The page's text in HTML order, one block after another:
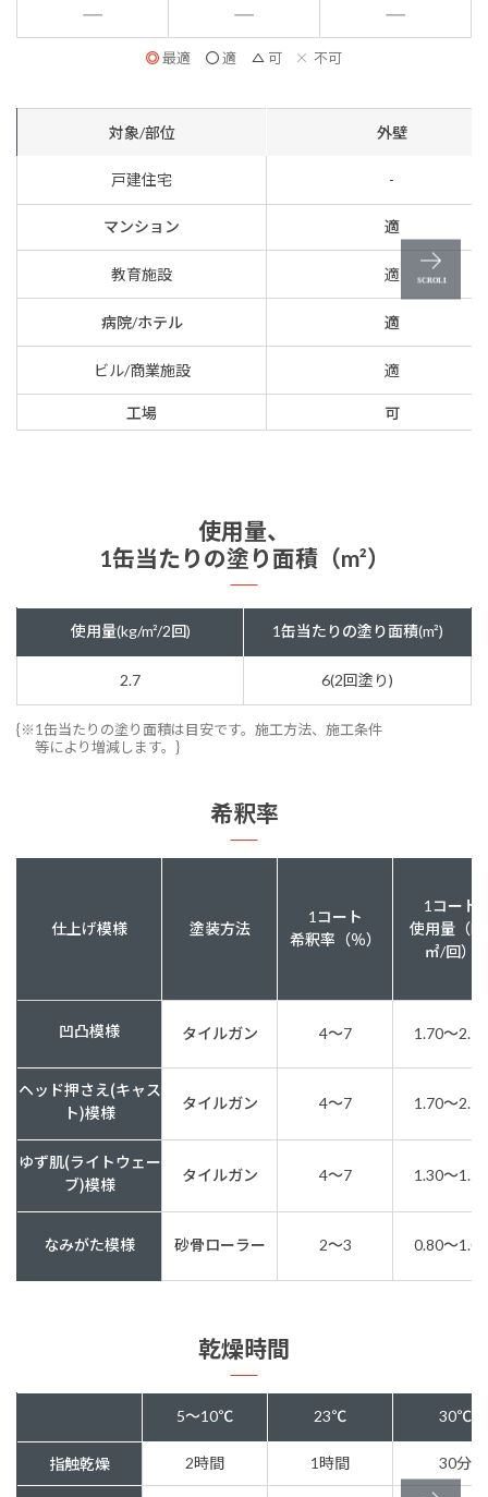
最適 適 可 不可
対象/部位 外壁
戸建住宅 -
マンション 適
教育施設 適
病院/ホテル 適
ビル/商業施設 適
工場 可
使用量、
1缶当たりの塗り面積（m²）
使用量(kg/m²/2回) 1缶当たりの塗り面積(m²)
2.7 6(2回塗り)
{※1缶当たりの塗り面積は目安です。施工方法、施工条件
等により増減します。}
希釈率
仕上げ模様 塗装方法
1コート
希釈率（％）
1コート
使用量（
㎡/回）
凹凸模様 タイルガン 4〜7 1.70〜2.10
ヘッド押さえ(キャス
ト)模様
タイルガン 4〜7 1.70〜2.10
ゆず肌(ライトウェー
ブ)模様
タイルガン 4〜7 1.30〜1.50
なみがた模様 砂骨ローラー 2〜3 0.80〜1.00
乾燥時間
5～10℃ 23℃ 30℃
指触乾燥 2時間 1時間 30分